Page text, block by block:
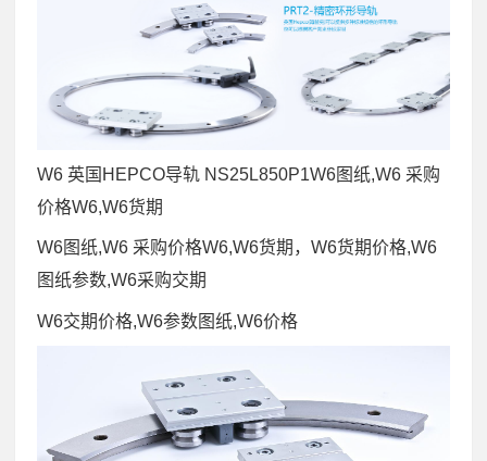
W6 英国HEPCO导轨 NS25L850P1W6图纸,W6 采购
价格W6,W6货期
W6图纸,W6 采购价格W6,W6货期，W6货期价格,W6
图纸参数,W6采购交期
W6交期价格,W6参数图纸,W6价格